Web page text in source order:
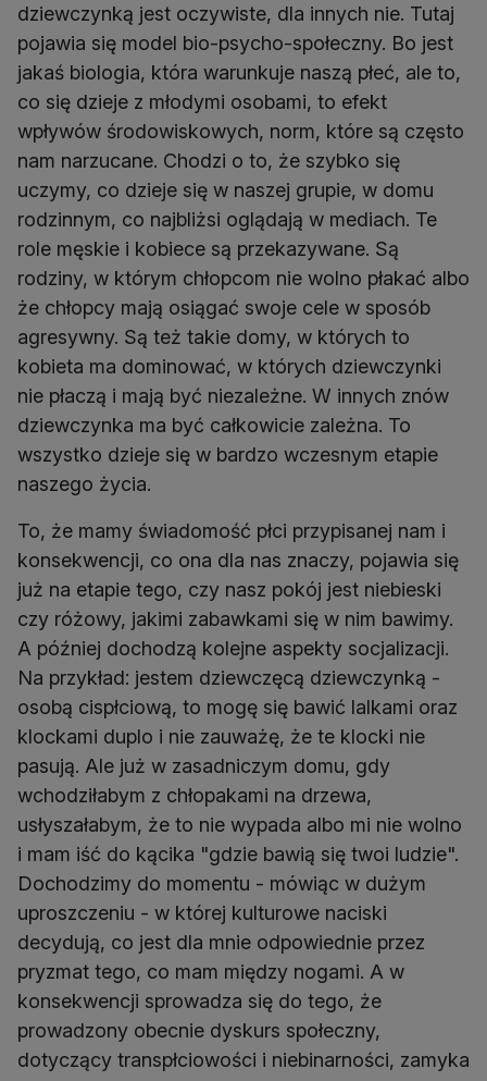
dziewczynką jest oczywiste, dla innych nie. Tutaj
pojawia się model bio-psycho-społeczny. Bo jest
jakaś biologia, która warunkuje naszą płeć, ale to,
co się dzieje z młodymi osobami, to efekt
wpływów środowiskowych, norm, które są często
nam narzucane. Chodzi o to, że szybko się
uczymy, co dzieje się w naszej grupie, w domu
rodzinnym, co najbliżsi oglądają w mediach. Te
role męskie i kobiece są przekazywane. Są
rodziny, w którym chłopcom nie wolno płakać albo
że chłopcy mają osiągać swoje cele w sposób
agresywny. Są też takie domy, w których to
kobieta ma dominować, w których dziewczynki
nie płaczą i mają być niezależne. W innych znów
dziewczynka ma być całkowicie zależna. To
wszystko dzieje się w bardzo wczesnym etapie
naszego życia.
To, że mamy świadomość płci przypisanej nam i
konsekwencji, co ona dla nas znaczy, pojawia się
już na etapie tego, czy nasz pokój jest niebieski
czy różowy, jakimi zabawkami się w nim bawimy.
A później dochodzą kolejne aspekty socjalizacji.
Na przykład: jestem dziewczęcą dziewczynką -
osobą cispłciową, to mogę się bawić lalkami oraz
klockami duplo i nie zauważę, że te klocki nie
pasują. Ale już w zasadniczym domu, gdy
wchodziłabym z chłopakami na drzewa,
usłyszałabym, że to nie wypada albo mi nie wolno
i mam iść do kącika "gdzie bawią się twoi ludzie".
Dochodzimy do momentu - mówiąc w dużym
uproszczeniu - w której kulturowe naciski
decydują, co jest dla mnie odpowiednie przez
pryzmat tego, co mam między nogami. A w
konsekwencji sprowadza się do tego, że
prowadzony obecnie dyskurs społeczny,
dotyczący transpłciowości i niebinarności, zamyka